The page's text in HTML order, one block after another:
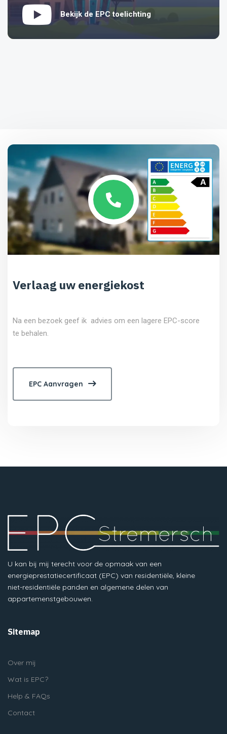
Bekijk de EPC toelichting
Verlaag uw energiekost
Na een bezoek geef ik advies om een lagere EPC-score
te behalen.
EPC Aanvragen
U kan bij mij terecht voor de opmaak van een
energieprestatiecertificaat (EPC) van residentiële, kleine
niet-residentiële panden en algemene delen van
appartemenstgebouwen.
Sitemap
Over mij
Wat is EPC?
Help & FAQs
Contact